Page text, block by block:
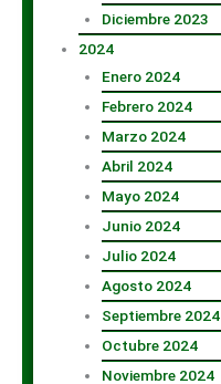
Diciembre 2023
2024
Enero 2024
Febrero 2024
Marzo 2024
Abril 2024
Mayo 2024
Junio 2024
Julio 2024
Agosto 2024
Septiembre 2024
Octubre 2024
Noviembre 2024